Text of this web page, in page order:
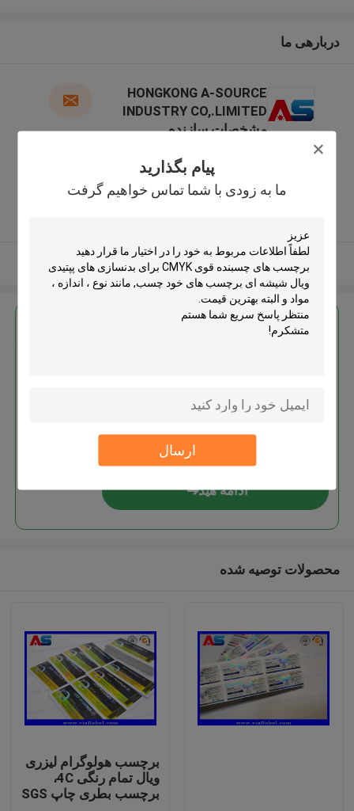
پیام بگذارید
ما به زودی با شما تماس خواهیم گرفت
ارسال
دربارهی ما
HONGKONG A-SOURCE
INDUSTRY CO,.LIMITED
مشخصات سازنده
development Building, No 33
,Wang Jiao , Jiulong district ,چین
5.0
بیشتر ببینید
بهترين قيمت رو براي
شیشه ای برچسب های خود چسب
ادامه هید
محصولات توصیه شده
برچسب هولوگرام لیزری
ویال تمام رنگی 4C،
برچسب بطری چاپ SGS